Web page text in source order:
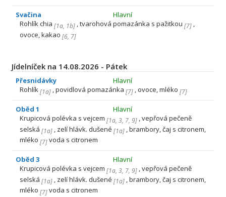
Svačina
Hlavní
Rohlík chia [1a, 1b] , tvarohová pomazánka s pažitkou [7] ,
ovoce, kakao [6, 7]
Jídelníček na 14.08.2026 - Pátek
Přesnidávky
Hlavní
Rohlík[1a] , povidlová pomazánka [7] , ovoce, mléko [7]
Oběd 1
Hlavní
Krupicová polévka s vejcem [1a, 3, 7, 9] , vepřová pečeně
selská [1a] , zelí hlávk. dušené [1a] , brambory, čaj s citronem,
mléko [7]voda s citronem
Oběd 3
Hlavní
Krupicová polévka s vejcem [1a, 3, 7, 9] , vepřová pečeně
selská [1a] , zelí hlávk. dušené [1a] , brambory, čaj s citronem,
mléko [7]voda s citronem